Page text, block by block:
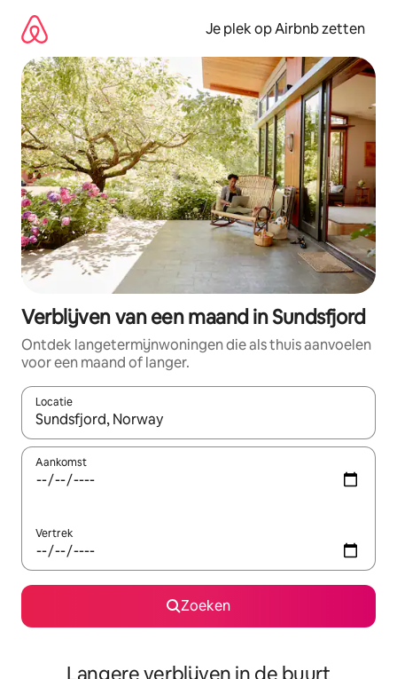
direct
naar
inhoud
Je plek op Airbnb zetten
Verblijven van een maand in Sundsfjord
Ontdek langetermijnwoningen die als thuis aanvoelen
voor een maand of langer.
Locatie
Wanneer er resultaten beschikbaar zijn, maak je een keuze
Aankomst
Vertrek
Zoeken
Langere verblijven in de buurt